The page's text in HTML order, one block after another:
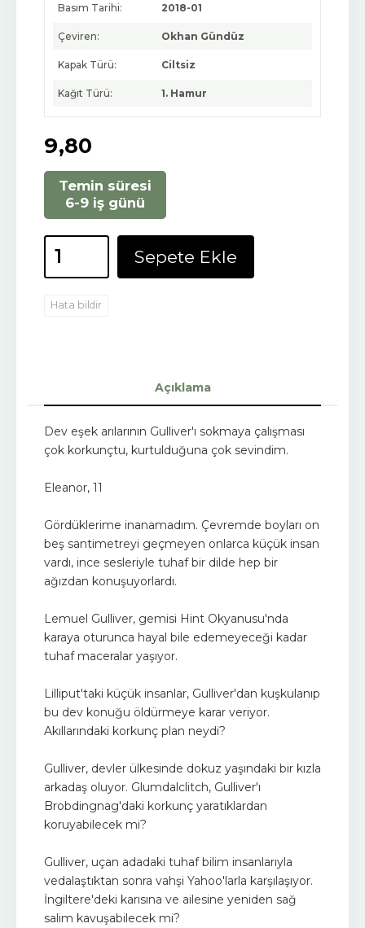
Basım Tarihi: 2018-01
Çeviren: Okhan Gündüz
Kapak Türü: Ciltsiz
Kağıt Türü: 1. Hamur
9,80
Temin süresi
6-9 iş günü
Sepete Ekle
Hata bildir
Açıklama
Dev eşek arılarının Gulliver'ı sokmaya çalışması
çok korkunçtu, kurtulduğuna çok sevindim.
Eleanor, 11
Gördüklerime inanamadım. Çevremde boyları on
beş santimetreyi geçmeyen onlarca küçük insan
vardı, ince sesleriyle tuhaf bir dilde hep bir
ağızdan konuşuyorlardı.
Lemuel Gulliver, gemisi Hint Okyanusu'nda
karaya oturunca hayal bile edemeyeceği kadar
tuhaf maceralar yaşıyor.
Lilliput'taki küçük insanlar, Gulliver'dan kuşkulanıp
bu dev konuğu öldürmeye karar veriyor.
Akıllarındaki korkunç plan neydi?
Gulliver, devler ülkesinde dokuz yaşındaki bir kızla
arkadaş oluyor. Glumdalclitch, Gulliver'ı
Brobdingnag'daki korkunç yaratıklardan
koruyabilecek mi?
Gulliver, uçan adadaki tuhaf bilim insanlarıyla
vedalaştıktan sonra vahşi Yahoo'larla karşılaşıyor.
İngiltere'deki karısına ve ailesine yeniden sağ
salim kavuşabilecek mi?